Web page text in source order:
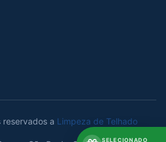
a Limpeza de Telhado
SELECIONADO